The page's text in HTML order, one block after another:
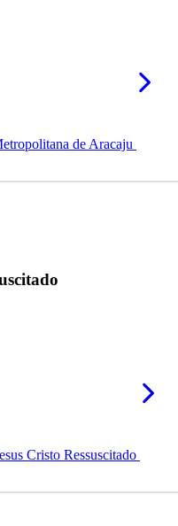
de Aracaju
Cristo Ressuscitado